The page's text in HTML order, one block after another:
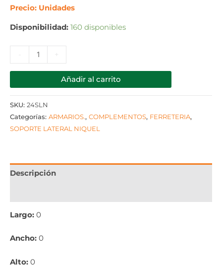
Precio: Unidades
Disponibilidad: 160 disponibles
+
Añadir al carrito
SKU: 24SLN
Categorías: ARMARIOS., COMPLEMENTOS, FERRETERIA,
SOPORTE LATERAL NIQUEL
Descripción
Largo: 0
Ancho: 0
Alto: 0